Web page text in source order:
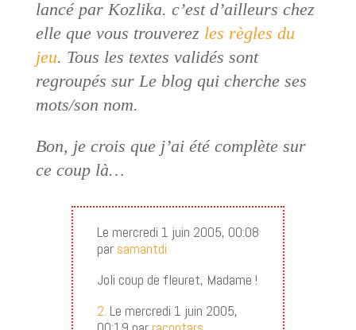
lancé par Kozlika. c’est d’ailleurs chez
elle que vous trouverez les règles du
jeu. Tous les textes validés sont
regroupés sur Le blog qui cherche ses
mots/son nom.
Bon, je crois que j’ai été complète sur
ce coup là…
Le mercredi 1 juin 2005, 00:08
par samantdi
Joli coup de fleuret, Madame !
2. Le mercredi 1 juin 2005,